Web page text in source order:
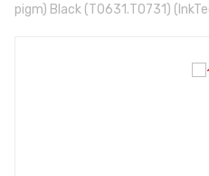
pigm) Black (Т0631.T0731)